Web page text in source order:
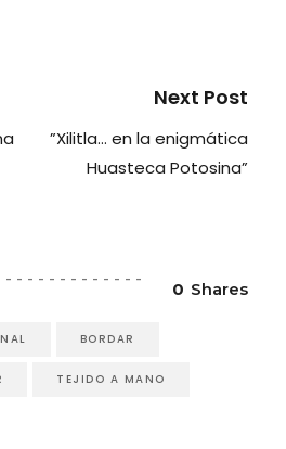
Next Post
”Xilitla… en la enigmática
Huasteca Potosina”
0 Shares
BORDAR
TEJIDO A MANO